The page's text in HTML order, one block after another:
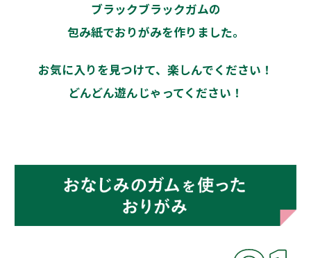
ブラックブラックガムの
包み紙でおりがみを作りました。
お気に入りを見つけて、楽しんでください！
どんどん遊んじゃってください！